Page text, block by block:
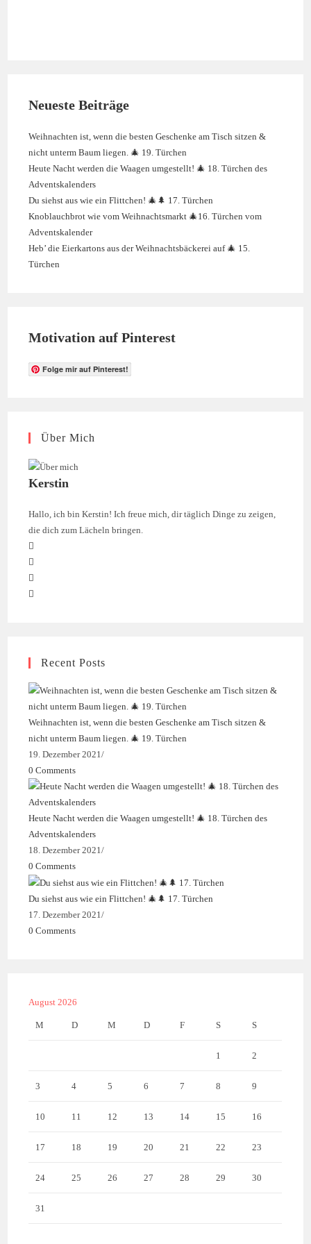
Neueste Beiträge
Weihnachten ist, wenn die besten Geschenke am Tisch sitzen &
nicht unterm Baum liegen. 🎄 19. Türchen
Heute Nacht werden die Waagen umgestellt! 🎄 18. Türchen des
Adventskalenders
Du siehst aus wie ein Flittchen! 🎄🌲 17. Türchen
Knoblauchbrot wie vom Weihnachtsmarkt 🎄16. Türchen vom
Adventskalender
Heb’ die Eierkartons aus der Weihnachtsbäckerei auf 🎄 15.
Türchen
Motivation auf Pinterest
Folge mir auf Pinterest!
Über Mich
Kerstin
Hallo, ich bin Kerstin! Ich freue mich, dir täglich Dinge zu zeigen,
die dich zum Lächeln bringen.
tabRecent Posts
Weihnachten ist, wenn die besten Geschenke am Tisch sitzen &
nicht unterm Baum liegen. 🎄 19. Türchen
19. Dezember 2021/
0 Comments
Heute Nacht werden die Waagen umgestellt! 🎄 18. Türchen des
Adventskalenders
18. Dezember 2021/
0 Comments
Du siehst aus wie ein Flittchen! 🎄🌲 17. Türchen
17. Dezember 2021/
0 Comments
August 2026
M D M D F S S
1 2
3 4 5 6 7 8 9
10 11 12 13 14 15 16
17 18 19 20 21 22 23
24 25 26 27 28 29 30
31